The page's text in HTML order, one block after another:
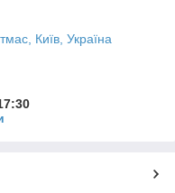
Київ, Україна